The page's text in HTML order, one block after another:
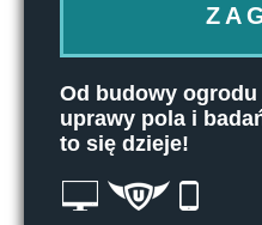
Od budowy
uprawy pola i
to się dzieje!